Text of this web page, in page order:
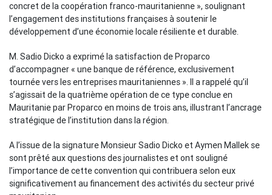
concret de la coopération franco-mauritanienne », soulignant
l’engagement des institutions françaises à soutenir le
développement d’une économie locale résiliente et durable.
M. Sadio Dicko a exprimé la satisfaction de Proparco
d’accompagner « une banque de référence, exclusivement
tournée vers les entreprises mauritaniennes ». Il a rappelé qu’il
s’agissait de la quatrième opération de ce type conclue en
Mauritanie par Proparco en moins de trois ans, illustrant l’ancrage
stratégique de l’institution dans la région.
A l’issue de la signature Monsieur Sadio Dicko et Aymen Mallek se
sont prêté aux questions des journalistes et ont souligné
l’importance de cette convention qui contribuera selon eux
significativement au financement des activités du secteur privé